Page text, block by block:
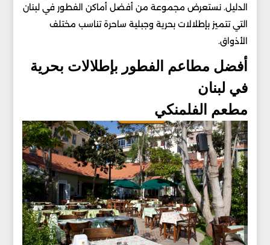
الدليل. نستعرض مجموعة من أفضل أماكن الفطور في لبنان
التي تتميز بإطلالات بحرية وجبلية ساحرة تناسب مختلف
الأذواق.
أفضل مطاعم الفطور بإطلالات بحرية
في لبنان
مطعم الفلمنكي